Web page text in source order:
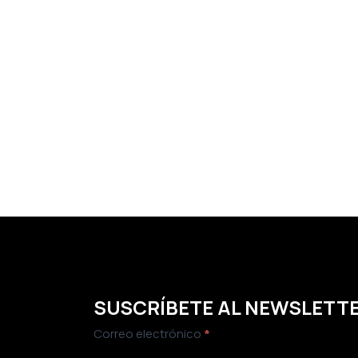
SUSCRÍBETE AL
Newsletter
Correo electrónico *